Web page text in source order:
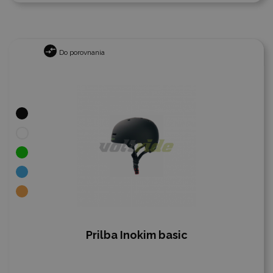
Do porovnania
Prilba Inokim basic